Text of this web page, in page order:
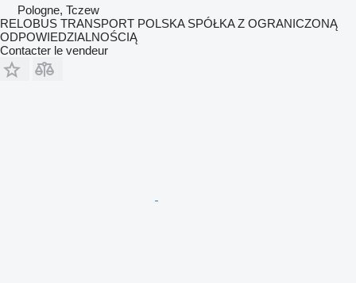
Pologne, Tczew
RELOBUS TRANSPORT POLSKA SPÓŁKA Z OGRANICZONĄ
ODPOWIEDZIALNOŚCIĄ
Contacter le vendeur